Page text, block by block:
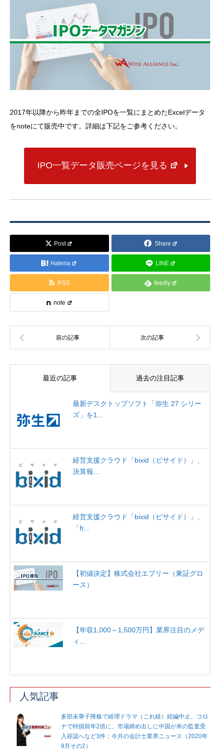
2017年以降から昨年までの全IPOを一覧にまとめたExcelデータ
をnoteにて販売中です。詳細は下記をご参考ください。
IPO一覧データ販売ページを見る
Post Share
Hatena LINE
RSS feedly
note
最近の記事 過去の注目記事
最新デスクトップソフト「弥生 27 シリー
ズ」を1...
経営支援クラウド「bixid（ビサイド）」、
決算報...
経営支援クラウド「bixid（ビサイド）」、
「fr...
【初値決定】株式会社エブリー（東証グロ
ース）
【年収1,000～1,500万円】業界注目のメデ
ィ...
人気記事
多部未華子降板で経理ドラマ（これ経）続編中止、コロ
ナで特損前年2倍に、市場締め出しに中国が米の監査受
入容認へなど3件：今月の会計士業界ニュース（2020年
9月その2）